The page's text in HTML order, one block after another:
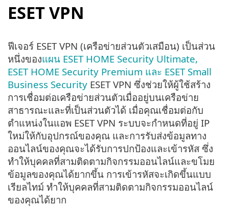
ESET VPN
ฟีเจอร์ ESET VPN (เครือข่ายส่วนตัวเสมือน) เป็นส่วน
หนึ่งของแผน ESET HOME Security Ultimate,
ESET HOME Security Premium และ ESET Small
Business Security ESET VPN ซึ่งช่วยให้ผู้ใช้สร้าง
การเชื่อมต่อเครือข่ายส่วนตัวเมื่ออยู่บนเครือข่าย
สาธารณะและที่เป็นส่วนตัวได้ เมื่อคุณเชื่อมต่อกับ
ตำแหน่งในแอพ ESET VPN ระบบจะกำหนดที่อยู่ IP
ใหม่ให้กับอุปกรณ์ของคุณ และการรับส่งข้อมูลทาง
ออนไลน์ของคุณจะได้รับการปกป้องและเข้ารหัส ซึ่ง
ทำให้บุคคลที่สามติดตามกิจกรรมออนไลน์และขโมย
ข้อมูลของคุณได้ยากขึ้น การเข้ารหัสจะเกิดขึ้นแบบ
เรียลไทม์ ทำให้บุคคลที่สามติดตามกิจกรรมออนไลน์
ของคุณได้ยาก